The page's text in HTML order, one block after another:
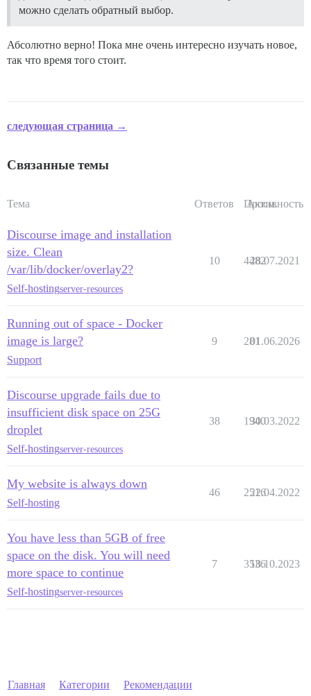
можно сделать обратный выбор.
Абсолютно верно! Пока мне очень интересно изучать новое,
так что время того стоит.
следующая страница →
Связанные темы
Тема Ответов Просм.
Активность
Discourse image and installation
size. Clean
/var/lib/docker/overlay2?
Self-hostingserver-resources
10 4482
28.07.2021
Running out of space - Docker
image is large?
Support
9 281
01.06.2026
Discourse upgrade fails due to
insufficient disk space on 25G
droplet
Self-hostingserver-resources
38 1940
30.03.2022
My website is always down
Self-hosting
46 2516
22.04.2022
You have less than 5GB of free
space on the disk. You will need
more space to continue
Self-hostingserver-resources
7 3536
18.10.2023
Главная Категории Рекомендации